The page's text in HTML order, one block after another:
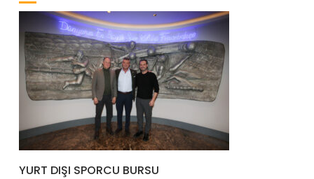
YURT DIŞI SPORCU BURSU